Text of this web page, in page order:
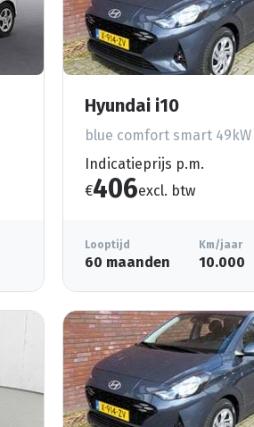
Hyundai i10
blue comfort smart 49kW
Indicatieprijs p.m.
€406excl. btw
Looptijd
60 maanden
Km/jaar
10.000